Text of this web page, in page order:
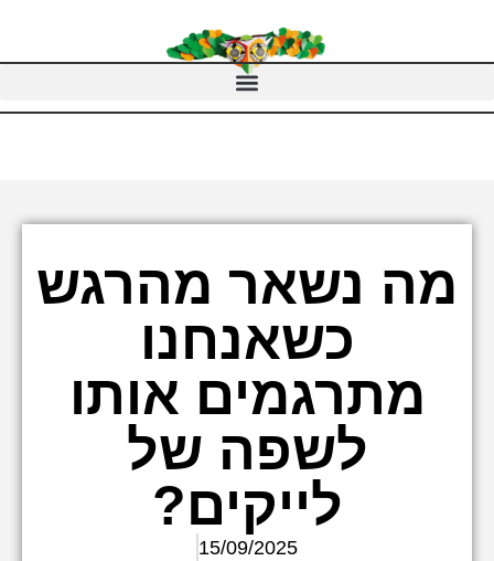
מה נשאר מהרגש
כשאנחנו
מתרגמים אותו
לשפה של
לייקים?
15/09/2025